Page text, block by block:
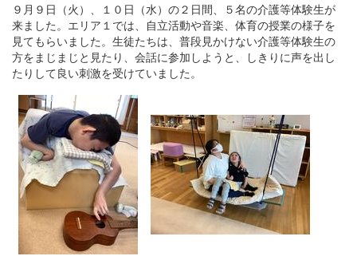
９月９日（火）、１０日（水）の２日間、５名の介護等体験生が
来ました。エリア１では、自立活動や音楽、体育の授業の様子を
見てもらいました。生徒たちは、普段見かけない介護等体験生の
方をまじまじと見たり、会話に参加しようと、しきりに声を出し
たりして良い刺激を受けていました。